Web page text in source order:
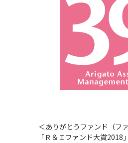
＜ありがとうファンド（フ
「Ｒ＆Ｉファンド大賞